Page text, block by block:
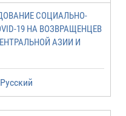
СОЦИАЛЬНО-
19 НА ВОЗВРАЩЕНЦЕВ
АЗИИ И
Русский